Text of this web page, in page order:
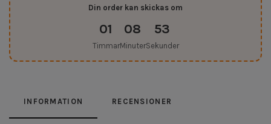
Din order kan skickas om
01
Timmar
08
Minuter
53
Sekunder
INFORMATION RECENSIONER